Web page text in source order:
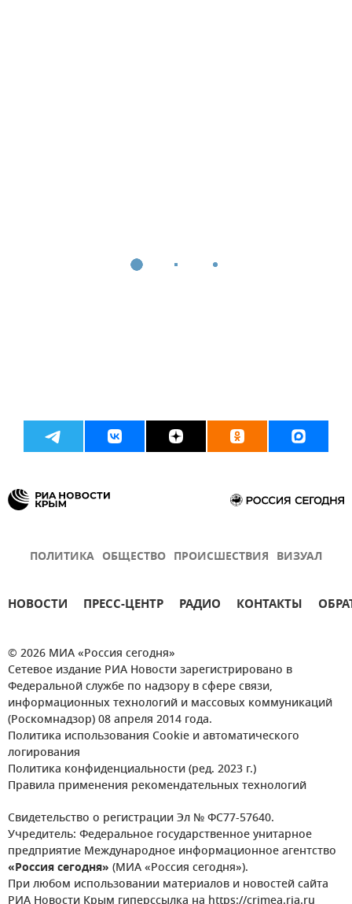
ПОЛИТИКА ОБЩЕСТВО ПРОИСШЕСТВИЯ ВИЗУАЛ
НОВОСТИ ПРЕСС-ЦЕНТР РАДИО КОНТАКТЫ
© 2026 МИА «Россия сегодня»
Сетевое издание РИА Новости зарегистрировано в
Федеральной службе по надзору в сфере связи,
информационных технологий и массовых коммуникаций
(Роскомнадзор) 08 апреля 2014 года.
Политика использования Cookie и автоматического
логирования
Политика конфиденциальности (ред. 2023 г.)
Правила применения рекомендательных технологий
Свидетельство о регистрации Эл № ФС77-57640.
Учредитель: Федеральное государственное унитарное
предприятие Международное информационное агентство
«Россия сегодня» (МИА «Россия сегодня»).
При любом использовании материалов и новостей сайта